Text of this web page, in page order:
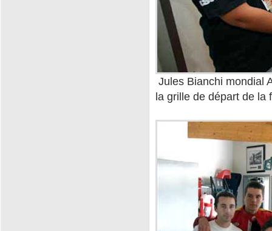
Jules Bianchi mondial
la grille de départ de la